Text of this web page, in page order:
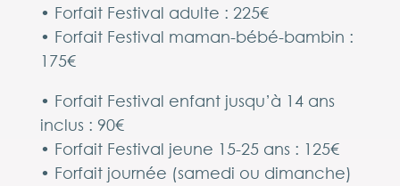
• Forfait Festival adulte : 225€
• Forfait Festival maman-bébé-bambin :
175€
• Forfait Festival enfant jusqu’à 14 ans
inclus : 90€
• Forfait Festival jeune 15-25 ans : 125€
• Forfait journée (samedi ou dimanche)